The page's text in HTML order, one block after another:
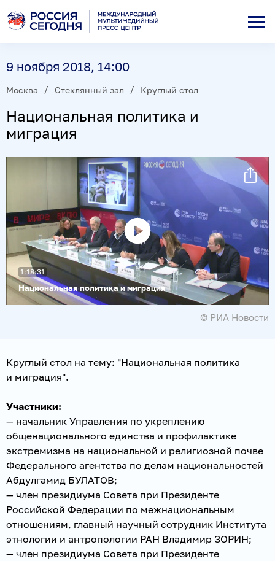
9 ноября 2018, 14:00
Москва Стеклянный зал Круглый стол
Национальная политика и
миграция
Воспроизвести
видео
Национальная политика и миграция
1:18:31
© РИА Новости
Круглый стол на тему: "Национальная политика
и миграция".
Участники:
— начальник Управления по укреплению
общенационального единства и профилактике
экстремизма на национальной и религиозной почве
Федерального агентства по делам национальностей
Абдулгамид БУЛАТОВ;
— член президиума Совета при Президенте
Российской Федерации по межнациональным
отношениям, главный научный сотрудник Института
этнологии и антропологии РАН Владимир ЗОРИН;
— член президиума Совета при Президенте